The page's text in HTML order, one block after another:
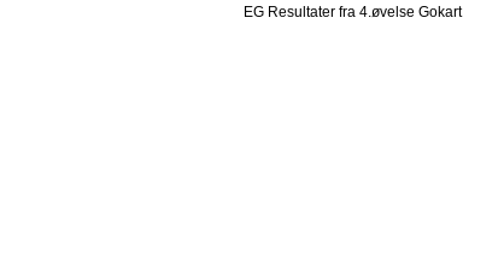
EG Resultater fra 4.øvelse Gokart